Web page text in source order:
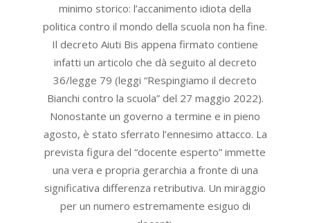
minimo storico: l’accanimento idiota della
politica contro il mondo della scuola non ha fine.
Il decreto Aiuti Bis appena firmato contiene
infatti un articolo che dà seguito al decreto
36/legge 79 (leggi “Respingiamo il decreto
Bianchi contro la scuola” del 27 maggio 2022).
Nonostante un governo a termine e in pieno
agosto, è stato sferrato l’ennesimo attacco. La
prevista figura del “docente esperto” immette
una vera e propria gerarchia a fronte di una
significativa differenza retributiva. Un miraggio
per un numero estremamente esiguo di